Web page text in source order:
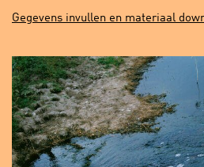
Gegevens invullen en materiaal